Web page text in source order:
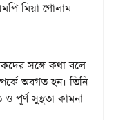
মিয়া গোলাম
সঙ্গে কথা বলে
অবগত হন। তিনি
পূর্ণ সুস্থতা কামনা